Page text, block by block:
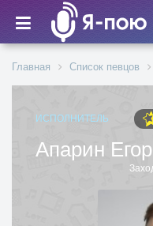
Главная Список певцов
ИСПОЛНИТЕЛЬ
Апарин